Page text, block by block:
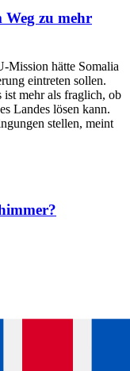
Weg zu mehr
Mission hätte Somalia
eintreten sollen.
ist mehr als fraglich, ob
Landes lösen kann.
stellen, meint